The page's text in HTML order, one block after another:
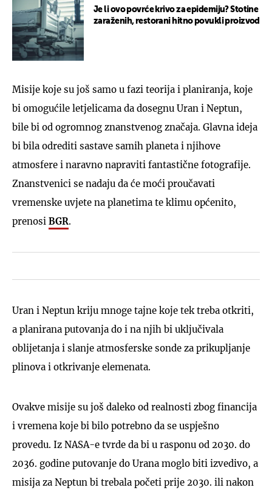
Je li ovo povrće krivo za epidemiju? Stotine
zaraženih, restorani hitno povukli proizvod
Misije koje su još samo u fazi teorija i planiranja, koje
bi omogućile letjelicama da dosegnu Uran i Neptun,
bile bi od ogromnog znanstvenog značaja. Glavna ideja
bi bila odrediti sastave samih planeta i njihove
atmosfere i naravno napraviti fantastične fotografije.
Znanstvenici se nadaju da će moći proučavati
vremenske uvjete na planetima te klimu općenito,
prenosi BGR.
Uran i Neptun kriju mnoge tajne koje tek treba otkriti,
a planirana putovanja do i na njih bi uključivala
oblijetanja i slanje atmosferske sonde za prikupljanje
plinova i otkrivanje elemenata.
Ovakve misije su još daleko od realnosti zbog financija
i vremena koje bi bilo potrebno da se uspješno
provedu. Iz NASA-e tvrde da bi u rasponu od 2030. do
2036. godine putovanje do Urana moglo biti izvedivo, a
misija za Neptun bi trebala početi prije 2030. ili nakon